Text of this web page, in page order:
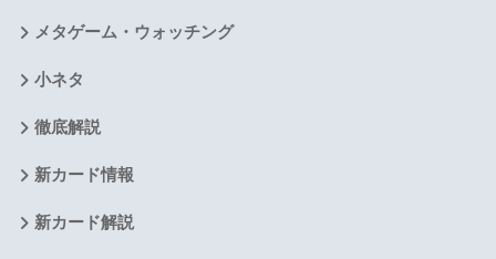
メタゲーム・ウォッチング
小ネタ
徹底解説
新カード情報
新カード解説